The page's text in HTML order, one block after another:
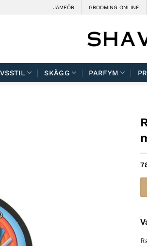
JÄMFÖR GROOMING ONLINE
SKÄGG PARFYM